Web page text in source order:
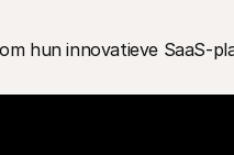
hun innovatieve SaaS-